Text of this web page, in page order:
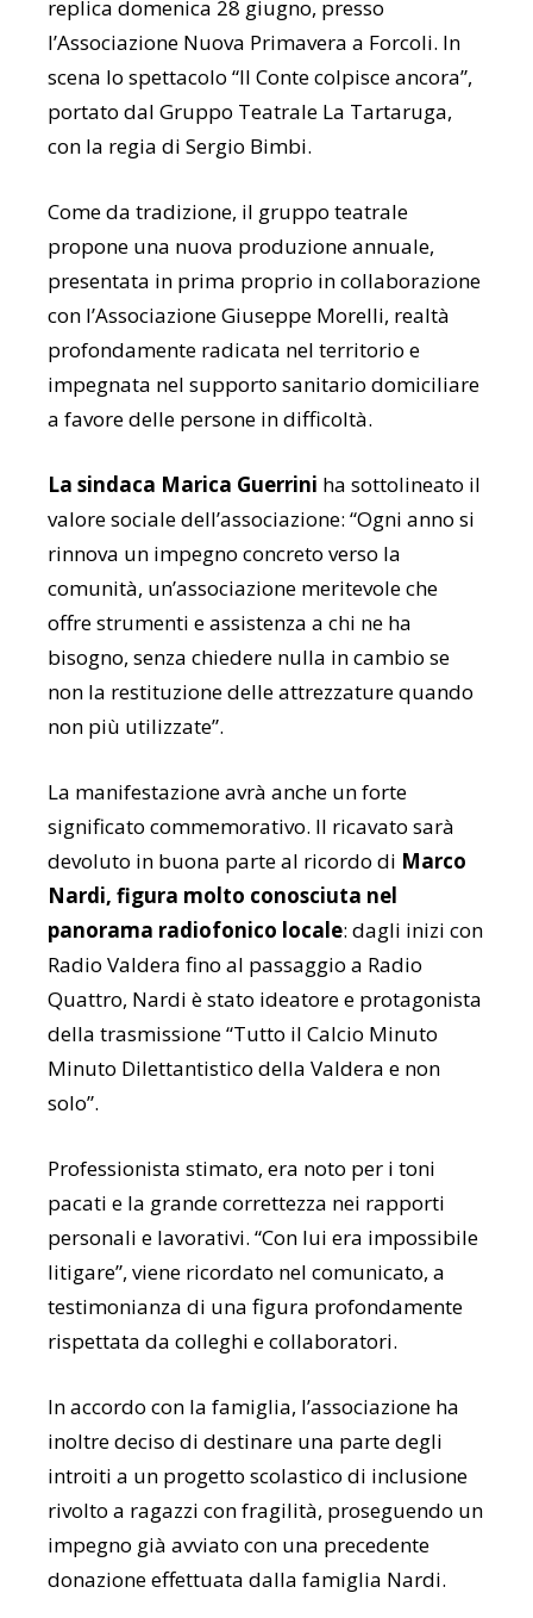
replica domenica 28 giugno, presso
l’Associazione Nuova Primavera a Forcoli. In
scena lo spettacolo “Il Conte colpisce ancora”,
portato dal Gruppo Teatrale La Tartaruga,
con la regia di Sergio Bimbi.
Come da tradizione, il gruppo teatrale
propone una nuova produzione annuale,
presentata in prima proprio in collaborazione
con l’Associazione Giuseppe Morelli, realtà
profondamente radicata nel territorio e
impegnata nel supporto sanitario domiciliare
a favore delle persone in difficoltà.
La sindaca Marica Guerrini ha sottolineato il
valore sociale dell’associazione: “Ogni anno si
rinnova un impegno concreto verso la
comunità, un’associazione meritevole che
offre strumenti e assistenza a chi ne ha
bisogno, senza chiedere nulla in cambio se
non la restituzione delle attrezzature quando
non più utilizzate”.
La manifestazione avrà anche un forte
significato commemorativo. Il ricavato sarà
devoluto in buona parte al ricordo di Marco
Nardi, figura molto conosciuta nel
panorama radiofonico locale: dagli inizi con
Radio Valdera fino al passaggio a Radio
Quattro, Nardi è stato ideatore e protagonista
della trasmissione “Tutto il Calcio Minuto
Minuto Dilettantistico della Valdera e non
solo”.
Professionista stimato, era noto per i toni
pacati e la grande correttezza nei rapporti
personali e lavorativi. “Con lui era impossibile
litigare”, viene ricordato nel comunicato, a
testimonianza di una figura profondamente
rispettata da colleghi e collaboratori.
In accordo con la famiglia, l’associazione ha
inoltre deciso di destinare una parte degli
introiti a un progetto scolastico di inclusione
rivolto a ragazzi con fragilità, proseguendo un
impegno già avviato con una precedente
donazione effettuata dalla famiglia Nardi.